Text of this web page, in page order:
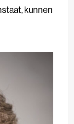
kunnen